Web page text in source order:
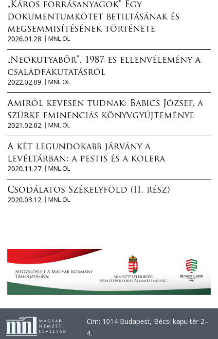
„Káros forrásanyagok” Egy
dokumentumkötet betiltásának és
megsemmisítésének története
2026.01.28.
MNL OL
„Neokutyabőr”. 1987-es ellenvélemény a
családfakutatásról
2022.02.09.
MNL OL
Amiről kevesen tudnak: Babics József, a
szürke eminenciás könyvgyűjteménye
2021.02.02.
MNL OL
A két legundokabb járvány a
levéltárban: a pestis és a kolera
2020.11.27.
MNL OL
Csodálatos Székelyföld (II. rész)
2020.03.12.
MNL OL
Cím: 1014 Budapest, Bécsi kapu tér 2–
4.